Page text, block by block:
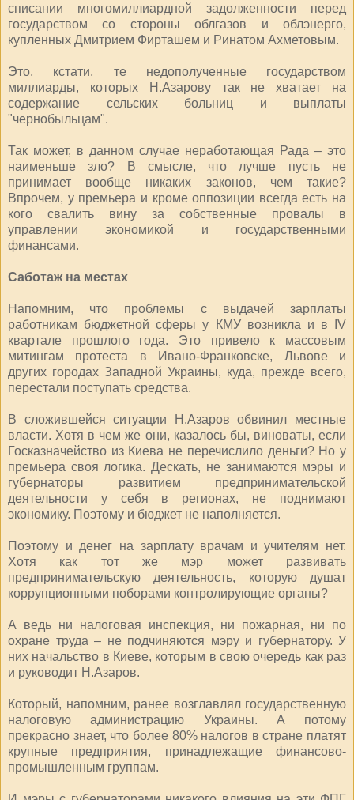
списании многомиллиардной задолженности перед
государством со стороны облгазов и облэнерго,
купленных Дмитрием Фирташем и Ринатом Ахметовым.
Это, кстати, те недополученные государством
миллиарды, которых Н.Азарову так не хватает на
содержание сельских больниц и выплаты
"чернобыльцам".
Так может, в данном случае неработающая Рада – это
наименьше зло? В смысле, что лучше пусть не
принимает вообще никаких законов, чем такие?
Впрочем, у премьера и кроме оппозиции всегда есть на
кого свалить вину за собственные провалы в
управлении экономикой и государственными
финансами.
Саботаж на местах
Напомним, что проблемы с выдачей зарплаты
работникам бюджетной сферы у КМУ возникла и в IV
квартале прошлого года. Это привело к массовым
митингам протеста в Ивано-Франковске, Львове и
других городах Западной Украины, куда, прежде всего,
перестали поступать средства.
В сложившейся ситуации Н.Азаров обвинил местные
власти. Хотя в чем же они, казалось бы, виноваты, если
Госказначейство из Киева не перечислило деньги? Но у
премьера своя логика. Дескать, не занимаются мэры и
губернаторы развитием предпринимательской
деятельности у себя в регионах, не поднимают
экономику. Поэтому и бюджет не наполняется.
Поэтому и денег на зарплату врачам и учителям нет.
Хотя как тот же мэр может развивать
предпринимательскую деятельность, которую душат
коррупционными поборами контролирующие органы?
А ведь ни налоговая инспекция, ни пожарная, ни по
охране труда – не подчиняются мэру и губернатору. У
них начальство в Киеве, которым в свою очередь как раз
и руководит Н.Азаров.
Который, напомним, ранее возглавлял государственную
налоговую администрацию Украины. А потому
прекрасно знает, что более 80% налогов в стране платят
крупные предприятия, принадлежащие финансово-
промышленным группам.